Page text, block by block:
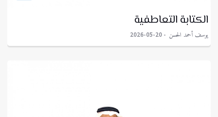
الكتابة التعاطفية
يوسف أحمد الحسن 2026-05-20